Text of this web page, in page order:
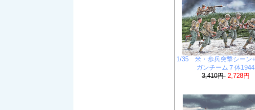
1/35 米・歩兵突撃シーン
ガンチーム７体1944
3,410円 2,728円